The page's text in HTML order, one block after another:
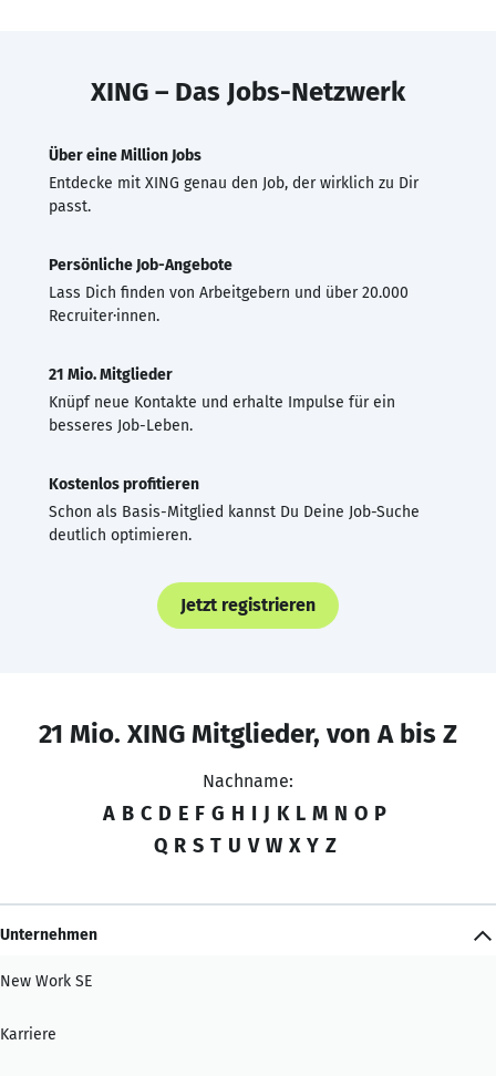
XING – Das Jobs-Netzwerk
Über eine Million Jobs
Entdecke mit XING genau den Job, der wirklich zu Dir
passt.
Persönliche Job-Angebote
Lass Dich finden von Arbeitgebern und über 20.000
Recruiter·innen.
21 Mio. Mitglieder
Knüpf neue Kontakte und erhalte Impulse für ein
besseres Job-Leben.
Kostenlos profitieren
Schon als Basis-Mitglied kannst Du Deine Job-Suche
deutlich optimieren.
Jetzt registrieren
21 Mio. XING Mitglieder, von A bis Z
Nachname:
A B C D E F G H I J K L M N O P
Q R S T U V W X Y Z
Unternehmen
New Work SE
Karriere